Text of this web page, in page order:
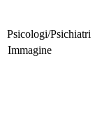
Psicologi/Psichiatri
Immagine